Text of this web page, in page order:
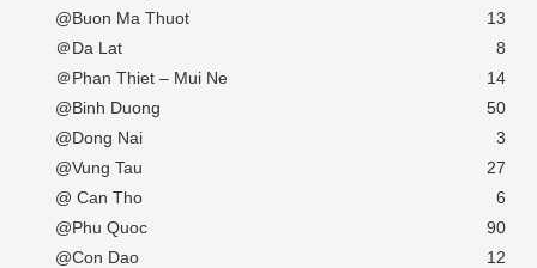
@Buon Ma Thuot
13
＠Da Lat
8
＠Phan Thiet – Mui Ne
14
@Binh Duong
50
@Dong Nai
3
@Vung Tau
27
@ Can Tho
6
@Phu Quoc
90
@Con Dao
12